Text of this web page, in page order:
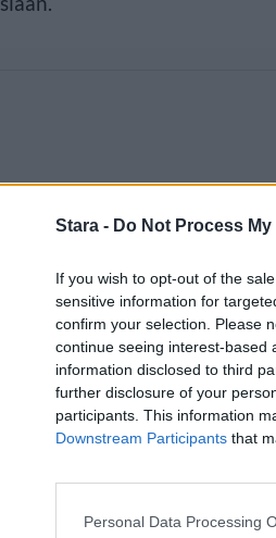
Stara - Do Not Process
If you wish to opt-out of the
sensitive information for
confirm your selection. Please
continue seeing interest-based
information disclosed to third
further disclosure of your
participants. This information
Downstream Participants that
Personal Data Processing